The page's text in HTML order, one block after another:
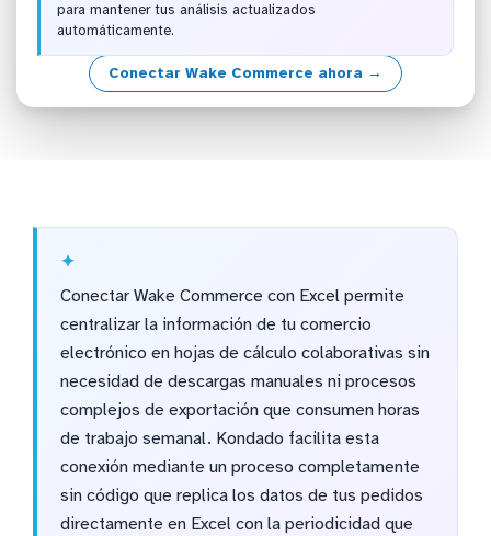
para mantener tus análisis actualizados
automáticamente.
Conectar Wake Commerce ahora →
Conectar Wake Commerce con Excel permite
centralizar la información de tu comercio
electrónico en hojas de cálculo colaborativas sin
necesidad de descargas manuales ni procesos
complejos de exportación que consumen horas
de trabajo semanal. Kondado facilita esta
conexión mediante un proceso completamente
sin código que replica los datos de tus pedidos
directamente en Excel con la periodicidad que